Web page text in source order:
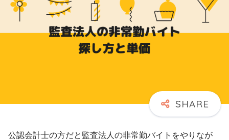
公認会計士の方だと監査法人の非常勤バイトをやりなが